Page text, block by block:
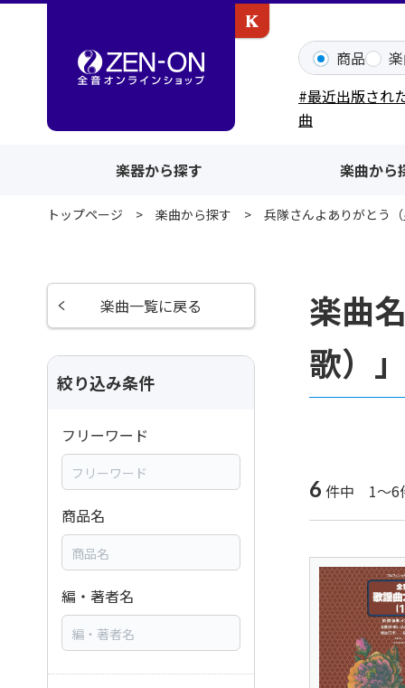
商品
#最近出版され
曲
楽器から探す 楽曲から
トップページ 楽曲から探す 兵隊さんよありがとう
楽曲
歌）
6 件中 1～6
楽曲一覧に戻る
絞り込み条件
フリーワード
商品名
編・著者名